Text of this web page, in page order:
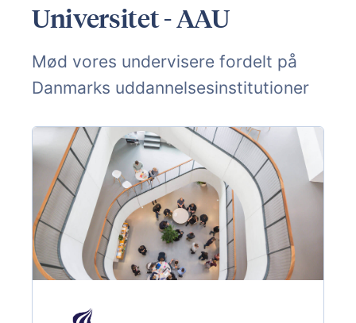
Universitet - AAU
Mød vores undervisere fordelt på
Danmarks uddannelsesinstitutioner